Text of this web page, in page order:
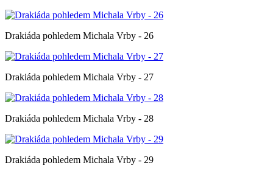
Drakiáda pohledem Michala Vrby - 26
Drakiáda pohledem Michala Vrby - 27
Drakiáda pohledem Michala Vrby - 28
Drakiáda pohledem Michala Vrby - 29